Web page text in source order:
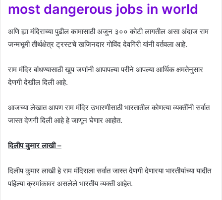
most dangerous jobs in world
अणि ह्या मंदिराच्या पुढील कामासाठी अजुन ३०० कोटी लागतील असा अंदाज राम
जन्मभूमी तीर्थक्षेत्र ट्रस्टचे खजिनदार गोविंद देवगिरी यांनी वर्तवला आहे.
राम मंदिर बांधण्यासाठी खुप जणांनी आपापल्या परीने आपल्या आर्थिक क्षमतेनुसार
देणगी देखील दिली आहे.
आजच्या लेखात आपण राम मंदिर उभारणीसाठी भारतातील कोणत्या व्यक्तींनी सर्वात
जास्त देणगी दिली आहे हे जाणून घेणार आहोत.
दिलीप कुमार लाखी –
दिलीप कुमार लाखी हे राम मंदिराला सर्वात जास्त देणगी देणारया भारतीयांच्या यादीत
पहिल्या क्रमांकावर असलेले भारतीय व्यक्ती आहेत.